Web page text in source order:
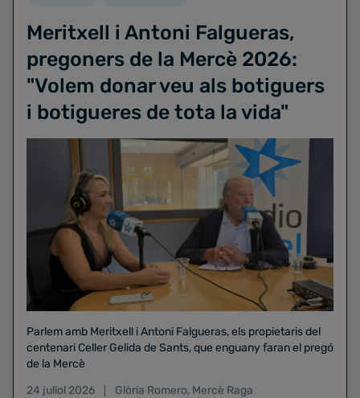
Meritxell i Antoni Falgueras,
pregoners de la Mercè 2026:
"Volem donar veu als botiguers
i botigueres de tota la vida"
Parlem amb Meritxell i Antoni Falgueras, els propietaris del
centenari Celler Gelida de Sants, que enguany faran el pregó
de la Mercè
24 juliol 2026
Glòria Romero, Mercè Raga